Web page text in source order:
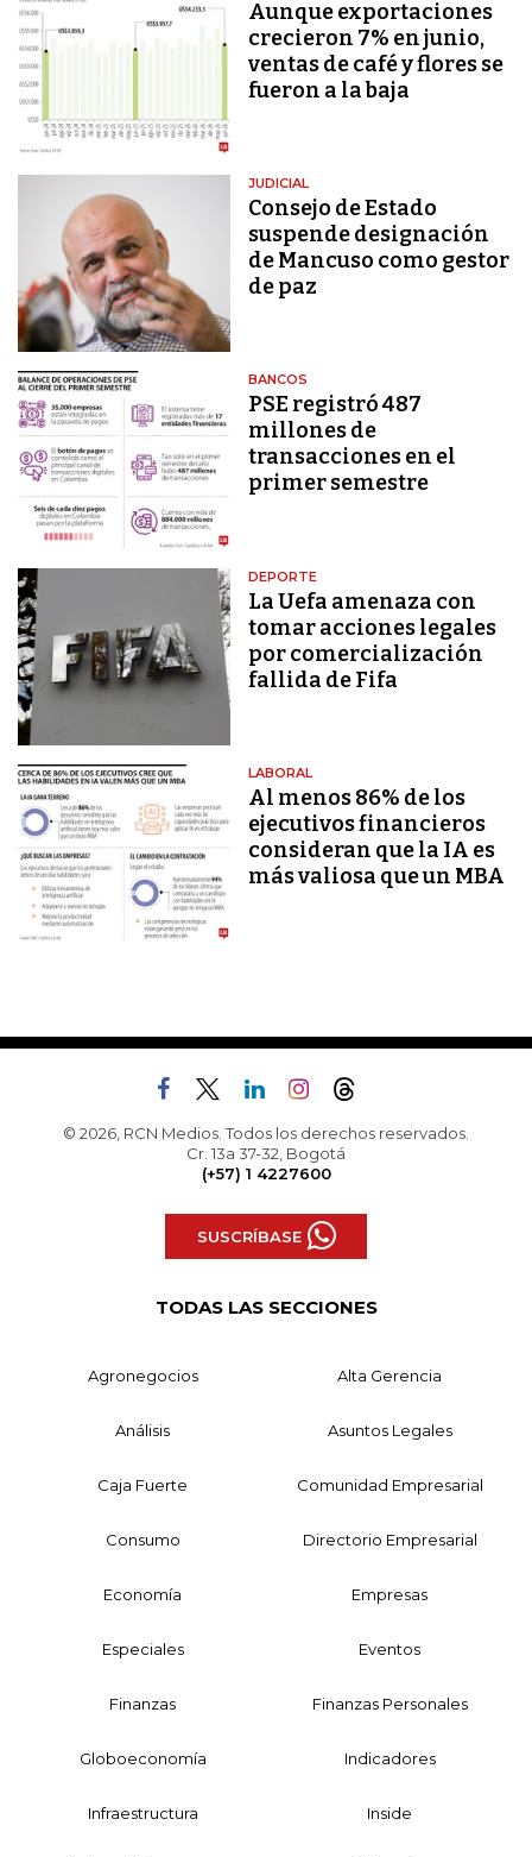
Aunque exportaciones
crecieron 7% en junio,
ventas de café y flores se
fueron a la baja
JUDICIAL
Consejo de Estado
suspende designación
de Mancuso como gestor
de paz
BANCOS
PSE registró 487
millones de
transacciones en el
primer semestre
DEPORTE
La Uefa amenaza con
tomar acciones legales
por comercialización
fallida de Fifa
LABORAL
Al menos 86% de los
ejecutivos financieros
consideran que la IA es
más valiosa que un MBA
© 2026, RCN Medios. Todos los derechos reservados.
Cr. 13a 37-32, Bogotá
(+57) 1 4227600
SUSCRÍBASE
TODAS LAS SECCIONES
Agronegocios Alta Gerencia
Análisis Asuntos Legales
Caja Fuerte Comunidad Empresarial
Consumo Directorio Empresarial
Economía Empresas
Especiales Eventos
Finanzas Finanzas Personales
Globoeconomía Indicadores
Infraestructura Inside